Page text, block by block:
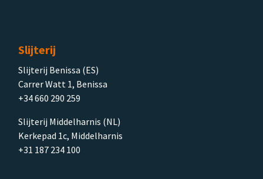
Slijterij
Slijterij Benissa (ES)
Carrer Watt 1, Benissa
+34 660 290 259
Slijterij Middelharnis (NL)
Kerkepad 1c, Middelharnis
+31 187 234 100